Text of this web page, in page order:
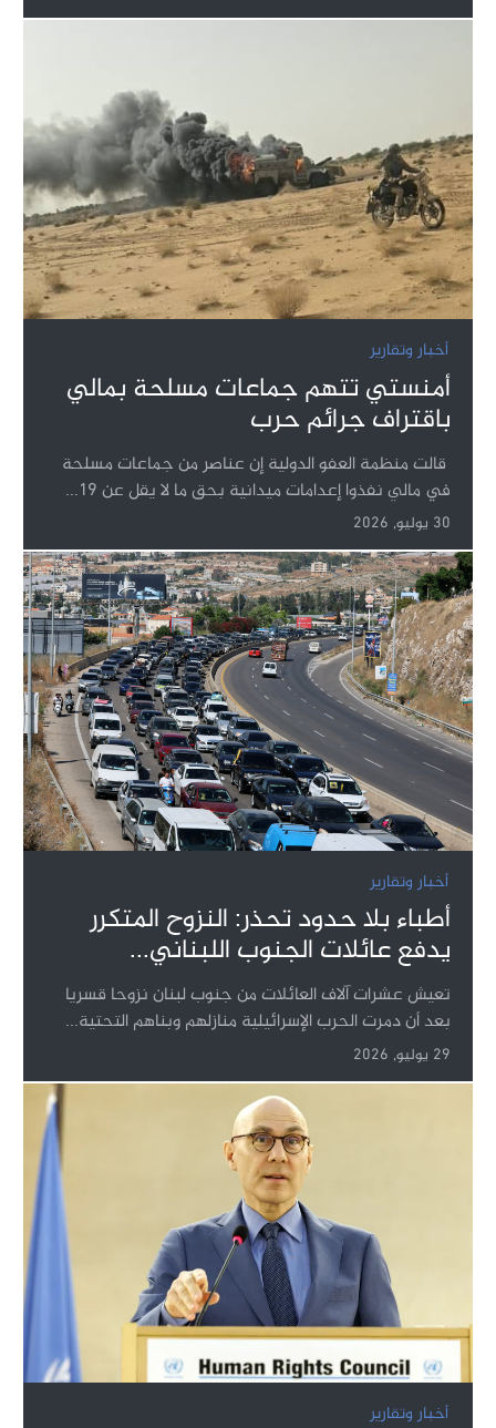
أخبار وتقارير
أمنستي تتهم جماعات مسلحة بمالي
باقتراف جرائم حرب
قالت منظمة العفو الدولية إن عناصر من جماعات مسلحة
في مالي نفذوا إعدامات ميدانية بحق ما لا يقل عن 19...
30 يوليو, 2026
أخبار وتقارير
أطباء بلا حدود تحذر: النزوح المتكرر
يدفع عائلات الجنوب اللبناني...
تعيش عشرات آلاف العائلات من جنوب لبنان نزوحا قسريا
بعد أن دمرت الحرب الإسرائيلية منازلهم وبناهم التحتية...
29 يوليو, 2026
أخبار وتقارير